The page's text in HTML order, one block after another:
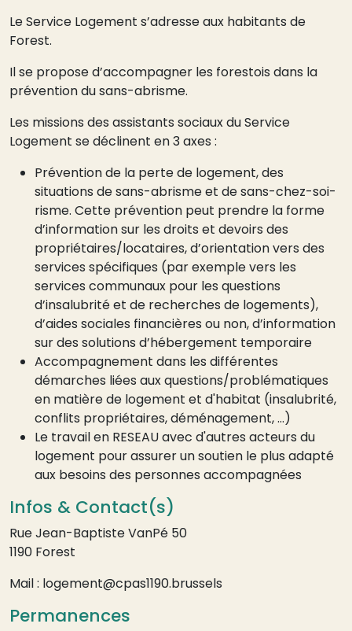
Le Service Logement s’adresse aux habitants de
Forest.
Il se propose d’accompagner les forestois dans la
prévention du sans-abrisme.
Les missions des assistants sociaux du Service
Logement se déclinent en 3 axes :
Prévention de la perte de logement, des
situations de sans-abrisme et de sans-chez-soi-
risme. Cette prévention peut prendre la forme
d’information sur les droits et devoirs des
propriétaires/locataires, d’orientation vers des
services spécifiques (par exemple vers les
services communaux pour les questions
d’insalubrité et de recherches de logements),
d’aides sociales financières ou non, d’information
sur des solutions d’hébergement temporaire
Accompagnement dans les différentes
démarches liées aux questions/problématiques
en matière de logement et d'habitat (insalubrité,
conflits propriétaires, déménagement, …)
Le travail en RESEAU avec d'autres acteurs du
logement pour assurer un soutien le plus adapté
aux besoins des personnes accompagnées
Infos & Contact(s)
Rue Jean-Baptiste VanPé 50
1190 Forest
Mail : logement@cpas1190.brussels
Permanences